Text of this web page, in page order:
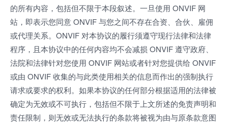
的所有内容，包括但不限于本段叙述。一旦使用 ONVIF 网
站，即表示您同意 ONVIF 与您之间不存在合资、合伙、雇佣
或代理关系。ONVIF 对本协议的履行须遵守现行法律和法律
程序，且本协议中的任何内容均不会减损 ONVIF 遵守政府、
法院和法律针对您使用 ONVIF 网站或者针对您提供给 ONVIF
或由 ONVIF 收集的与此类使用相关的信息而作出的强制执行
请求或要求的权利。如果本协议的任何部分根据适用的法律被
确定为无效或不可执行，包括但不限于上文所述的免责声明和
责任限制，则无效或无法执行的条款将被视为由与原条款意图